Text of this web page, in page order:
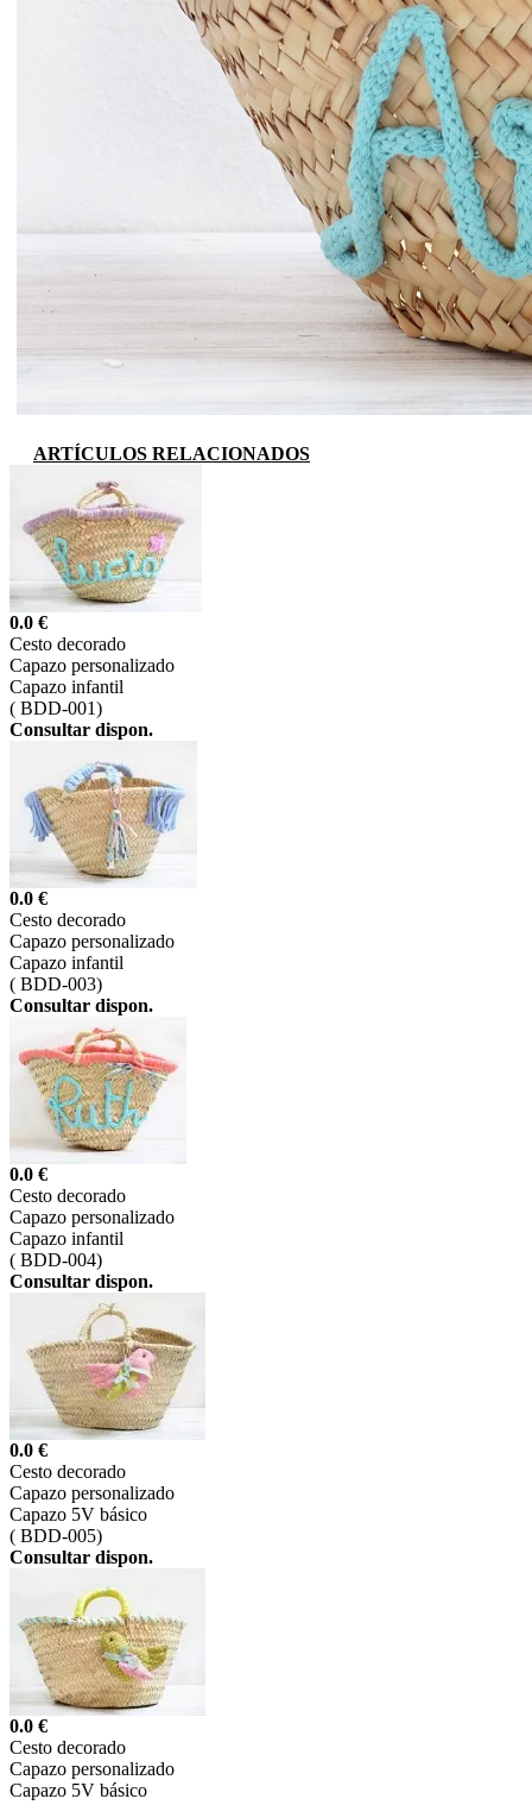
ARTÍCULOS RELACIONADOS
0.0 €
Cesto decorado
Capazo personalizado
Capazo infantil
( BDD-001)
Consultar dispon.
0.0 €
Cesto decorado
Capazo personalizado
Capazo infantil
( BDD-003)
Consultar dispon.
0.0 €
Cesto decorado
Capazo personalizado
Capazo infantil
( BDD-004)
Consultar dispon.
0.0 €
Cesto decorado
Capazo personalizado
Capazo 5V básico
( BDD-005)
Consultar dispon.
0.0 €
Cesto decorado
Capazo personalizado
Capazo 5V básico